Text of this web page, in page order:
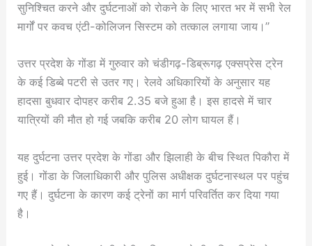
सुनिश्चित करने और दुर्घटनाओं को रोकने के लिए भारत भर में सभी रेल
मार्गों पर कवच एंटी-कोलिजन सिस्टम को तत्काल लगाया जाय।”
उत्तर प्रदेश के गोंडा में गुरुवार को चंडीगढ़-डिब्रूगढ़ एक्सप्रेस ट्रेन
के कई डिब्बे पटरी से उतर गए। रेलवे अधिकारियों के अनुसार यह
हादसा बुधवार दोपहर करीब 2.35 बजे हुआ है। इस हादसे में चार
यात्रियों की मौत हो गई जबकि करीब 20 लोग घायल हैं।
यह दुर्घटना उत्तर प्रदेश के गोंडा और झिलाही के बीच स्थित पिकौरा में
हुई। गोंडा के जिलाधिकारी और पुलिस अधीक्षक दुर्घटनास्थल पर पहुंच
गए हैं। दुर्घटना के कारण कई ट्रेनों का मार्ग परिवर्तित कर दिया गया
है।